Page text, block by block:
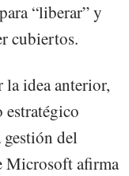
“liberar” y
cubiertos.
la idea anterior,
estratégico
del
Microsoft afirma